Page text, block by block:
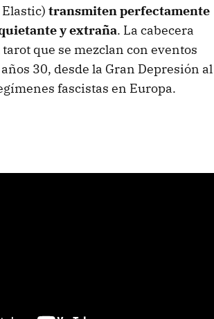
transmiten perfectamente
y extraña. La cabecera
que se mezclan con eventos
30, desde la Gran Depresión al
fascistas en Europa.